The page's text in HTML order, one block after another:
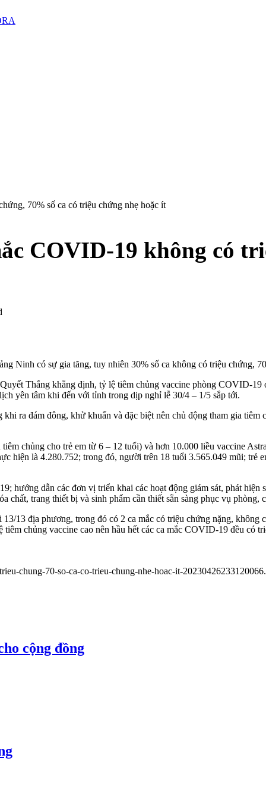
70% số ca có triệu chứng nhẹ hoặc ít
COVID-19 không có
Ninh có sự gia tăng, tuy nhiên 30% số ca không có triệu chứng,
Thắng khẳng định, tỷ lệ tiêm chủng vaccine phòng COVID-
yên tâm khi đến với tỉnh trong dịp nghỉ lễ 30/4 – 1/5 sắp tới.
ra đám đông, khử khuẩn và đặc biệt nên chủ động tham gia
chủng cho trẻ em từ 6 – 12 tuổi) và hơn 10.000 liều vaccine
hiện là 4.280.752; trong đó, người trên 18 tuổi 3.565.049 mũi; trẻ
hướng dẫn các đơn vị triển khai các hoạt động giám sát, phát
chất, trang thiết bị và sinh phẩm cần thiết sẵn sàng phục vụ
13 địa phương, trong đó có 2 ca mắc có triệu chứng nặng, không
chủng vaccine cao nên hầu hết các ca mắc COVID-19 đều có
chung-70-so-ca-co-trieu-chung-nhe-hoac-it-
cộng đồng